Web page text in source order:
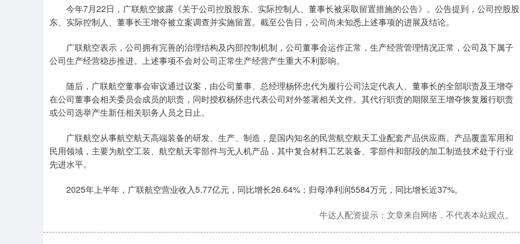
今年7月22日，广联航空披露《关于公司控股股东、实际控制人、董事长被采取留置措施的公告》。公告提到，公司控股股
东、实际控制人、董事长王增夺被立案调查并实施留置。截至公告日，公司尚未知悉上述事项的进展及结论。
广联航空表示，公司拥有完善的治理结构及内部控制机制，公司董事会运作正常，生产经营管理情况正常，公司及下属子
公司生产经营稳步推进。上述事项不会对公司正常生产经营产生重大不利影响。
随后，广联航空董事会审议通过议案，由公司董事、总经理杨怀忠代为履行公司法定代表人、董事长的全部职责及王增夺
在公司董事会相关委员会成员的职责，同时授权杨怀忠代表公司对外签署相关文件。其代行职责的期限至王增夺恢复履行职责
或公司选举产生新任相关职务人员之日止。
广联航空从事航空航天高端装备的研发、生产、制造，是国内知名的民营航空航天工业配套产品供应商。产品覆盖军用和
民用领域，主要为航空工装、航空航天零部件与无人机产品，其中复合材料工艺装备、零部件和部段的加工制造技术处于行业
先进水平。
2025年上半年，广联航空营业收入5.77亿元，同比增长26.64%；归母净利润5584万元，同比增长近37%。
牛达人配资提示：文章来自网络，不代表本站观点。